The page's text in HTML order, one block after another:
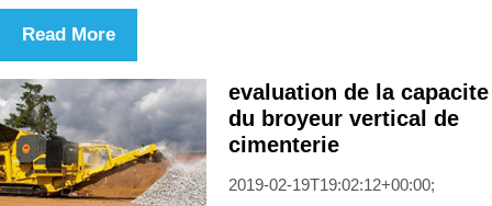
Read More
evaluation de la capacite
du broyeur vertical de
cimenterie
2019-02-19T19:02:12+00:00;